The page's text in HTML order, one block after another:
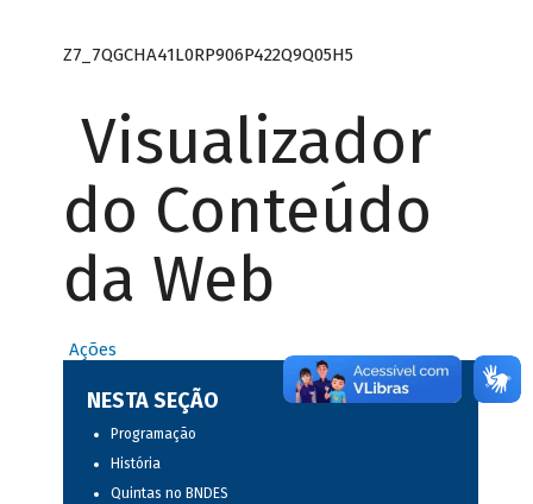
Z7_7QGCHA41L0RP906P422Q9Q05H5
Visualizador
do Conteúdo
da Web
Ações
NESTA SEÇÃO
Programação
História
Quintas no BNDES